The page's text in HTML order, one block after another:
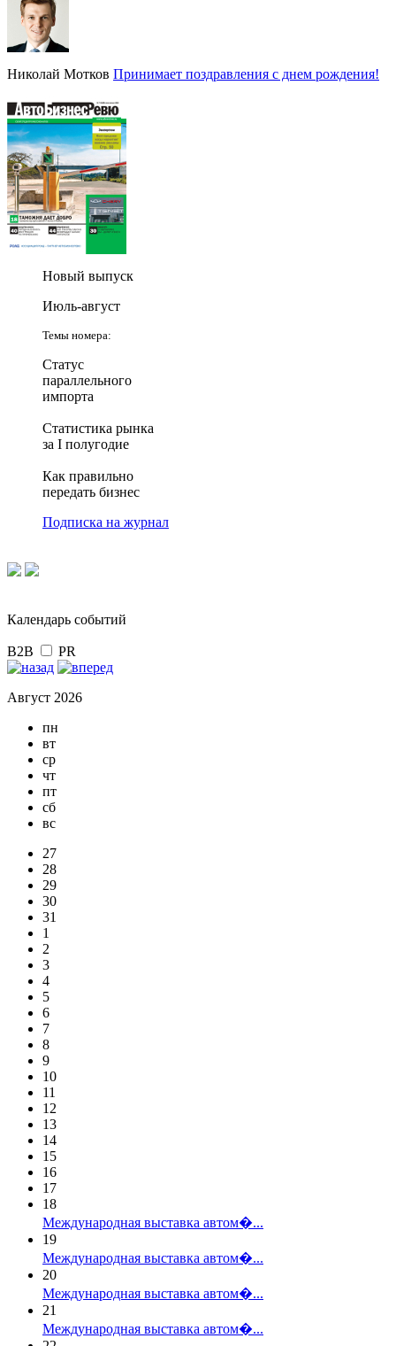
Николай Мотков Принимает поздравления с днем рождения!
Новый выпуск
Июль-август
Темы номера:
Статус
параллельного
импорта
Статистика рынка
за I полугодие
Как правильно
передать бизнес
Подписка на журнал
Календарь событий
B2B PR
Август 2026
пн
вт
ср
чт
пт
сб
вс
27
28
29
30
31
1
2
3
4
5
6
7
8
9
10
11
12
13
14
15
16
17
18
Международная выставка автом�...
19
Международная выставка автом�...
20
Международная выставка автом�...
21
Международная выставка автом�...